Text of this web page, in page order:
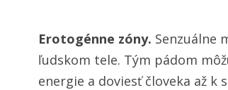
Erotogénne zóny. Senzuálne
ľudskom tele. Tým pádom
energie a doviesť človeka až k